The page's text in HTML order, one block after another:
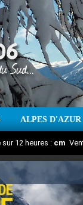
ALPES D'AZUR
sur 12 heures : cm